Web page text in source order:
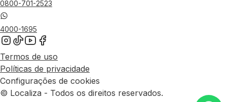
0800-701-2523
4000-1695
Termos de uso
Políticas de privacidade
Configurações de cookies
© Localiza - Todos os direitos reservados.